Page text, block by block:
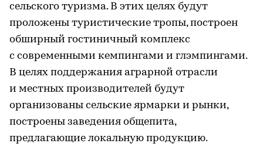
сельского туризма. В этих целях будут
проложены туристические тропы, построен
обширный гостиничный комплекс
с современными кемпингами и глэмпингами.
В целях поддержания аграрной отрасли
и местных производителей будут
организованы сельские ярмарки и рынки,
построены заведения общепита,
предлагающие локальную продукцию.